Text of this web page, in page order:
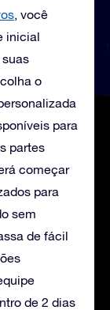
, você
inicial
o
para
partes
começar
para
sem
de fácil
de 2 dias